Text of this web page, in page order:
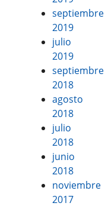
septiembre
2019
julio
2019
septiembre
2018
agosto
2018
julio
2018
junio
2018
noviembre
2017